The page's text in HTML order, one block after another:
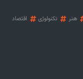
هنر تکنولوژی
اقتصاد